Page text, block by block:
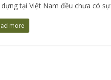
dựng tại Việt Nam đều chưa có sự
more